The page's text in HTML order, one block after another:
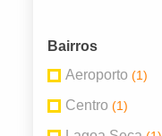
Bairros
Aeroporto (1)
Centro (1)